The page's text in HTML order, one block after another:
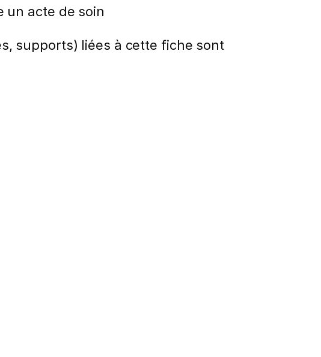
un acte de soin
supports) liées à cette fiche sont